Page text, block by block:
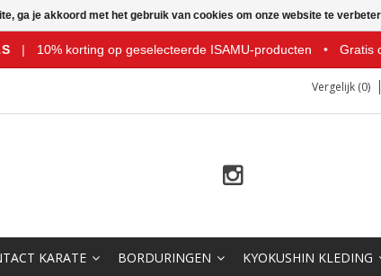
| 10% korting op geselecteerde ISAMU-producten • Gratis
Vergelijk (0)
KARATE BORDURINGEN KYOKUSHIN KLEDING
ga je akkoord met het gebruik van cookies om onze website te